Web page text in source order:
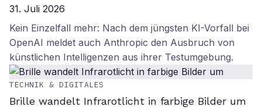
31. Juli 2026
Kein Einzelfall mehr: Nach dem jüngsten KI-Vorfall bei
OpenAI meldet auch Anthropic den Ausbruch von
künstlichen Intelligenzen aus ihrer Testumgebung.
TECHNIK & DIGITALES
Brille wandelt Infrarotlicht in farbige Bilder um